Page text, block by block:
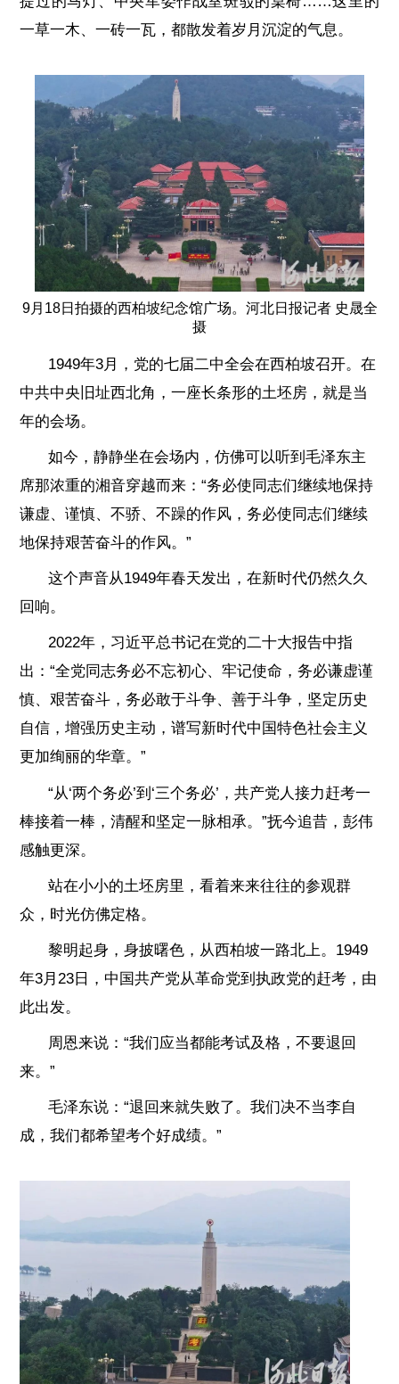
一草一木、一砖一瓦，都散发着岁月沉淀的气息。
9月18日拍摄的西柏坡纪念馆广场。河北日报记者 史晟全
摄
1949年3月，党的七届二中全会在西柏坡召开。在
中共中央旧址西北角，一座长条形的土坯房，就是当
年的会场。
如今，静静坐在会场内，仿佛可以听到毛泽东主
席那浓重的湘音穿越而来：“务必使同志们继续地保持
谦虚、谨慎、不骄、不躁的作风，务必使同志们继续
地保持艰苦奋斗的作风。”
这个声音从1949年春天发出，在新时代仍然久久
回响。
2022年，习近平总书记在党的二十大报告中指
出：“全党同志务必不忘初心、牢记使命，务必谦虚谨
慎、艰苦奋斗，务必敢于斗争、善于斗争，坚定历史
自信，增强历史主动，谱写新时代中国特色社会主义
更加绚丽的华章。”
“从‘两个务必’到‘三个务必’，共产党人接力赶考一
棒接着一棒，清醒和坚定一脉相承。”抚今追昔，彭伟
感触更深。
站在小小的土坯房里，看着来来往往的参观群
众，时光仿佛定格。
黎明起身，身披曙色，从西柏坡一路北上。1949
年3月23日，中国共产党从革命党到执政党的赶考，由
此出发。
周恩来说：“我们应当都能考试及格，不要退回
来。”
毛泽东说：“退回来就失败了。我们决不当李自
成，我们都希望考个好成绩。”